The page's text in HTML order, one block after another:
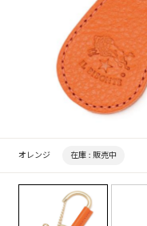
オレンジ 在庫 : 販売中